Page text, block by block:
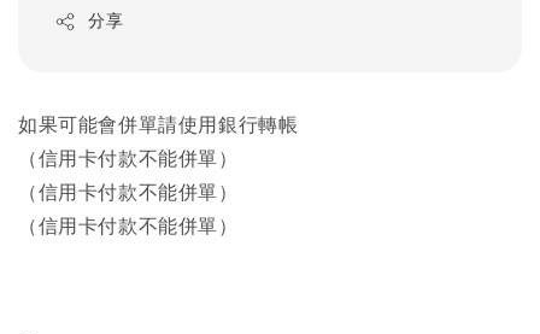
分享
如果可能會併單請使用銀行轉帳
（信用卡付款不能併單）
（信用卡付款不能併單）
（信用卡付款不能併單）